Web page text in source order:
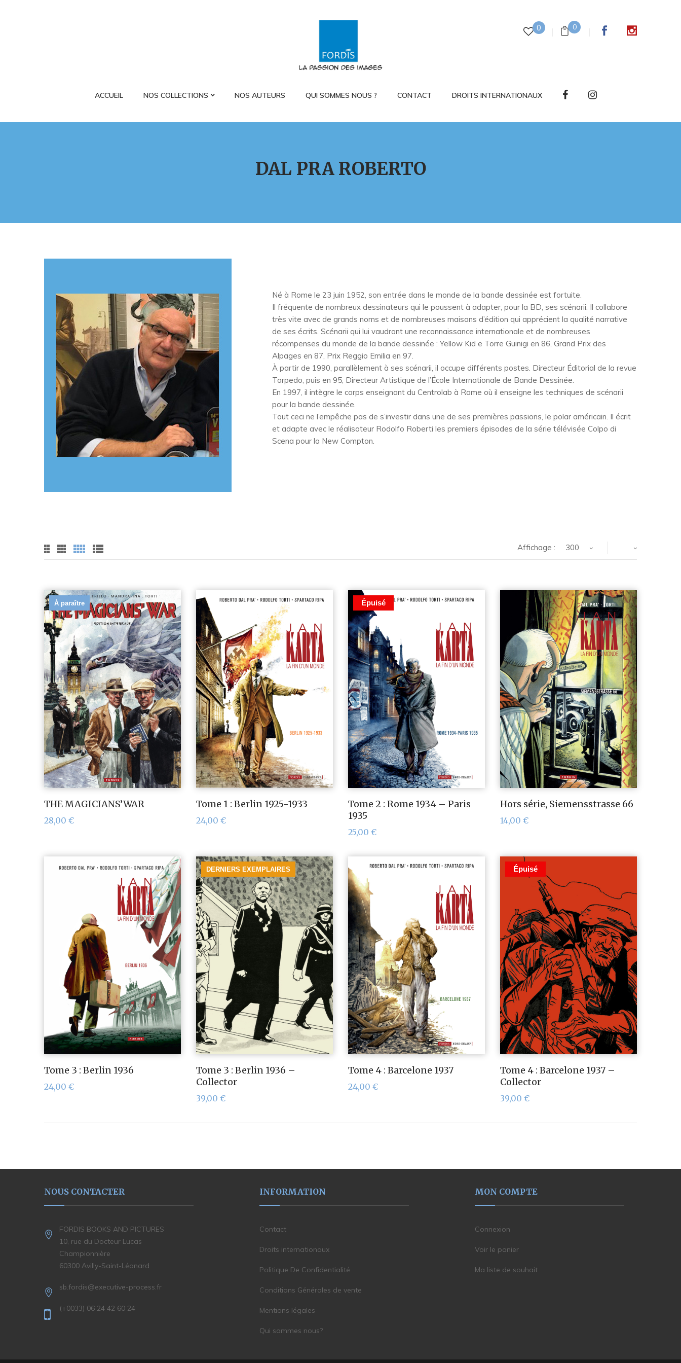
0 0
ACCUEIL NOS COLLECTIONS NOS AUTEURS QUI SOMMES NOUS ? CONTACT DROITS INTERNATIONAUX
DAL PRA ROBERTO
Né à Rome le 23 juin 1952, son entrée dans le monde de la bande dessinée est fortuite.
Il fréquente de nombreux dessinateurs qui le poussent à adapter, pour la BD, ses scénarii. Il collabore
très vite avec de grands noms et de nombreuses maisons d’édition qui apprécient la qualité narrative
de ses écrits. Scénarii qui lui vaudront une reconnaissance internationale et de nombreuses
récompenses du monde de la bande dessinée : Yellow Kid e Torre Guinigi en 86, Grand Prix des
Alpages en 87, Prix Reggio Emilia en 97.
À partir de 1990, parallèlement à ses scénarii, il occupe différents postes. Directeur Éditorial de la revue
Torpedo, puis en 95, Directeur Artistique de l’École Internationale de Bande Dessinée.
En 1997, il intègre le corps enseignant du Centrolab à Rome où il enseigne les techniques de scénarii
pour la bande dessinée.
Tout ceci ne l’empêche pas de s’investir dans une de ses premières passions, le polar américain. Il écrit
et adapte avec le réalisateur Rodolfo Roberti les premiers épisodes de la série télévisée Colpo di
Scena pour la New Compton.
Affichage : 300
À paraître
THE MAGICIANS’WAR
28,00 €
Tome 1 : Berlin 1925-1933
24,00 €
Épuisé
Tome 2 : Rome 1934 – Paris
1935
25,00 €
Hors série, Siemensstrasse 66
14,00 €
Tome 3 : Berlin 1936
24,00 €
DERNIERS EXEMPLAIRES
Tome 3 : Berlin 1936 –
Collector
39,00 €
Tome 4 : Barcelone 1937
24,00 €
Épuisé
Tome 4 : Barcelone 1937 –
Collector
39,00 €
NOUS CONTACTER
FORDIS BOOKS AND PICTURES
10, rue du Docteur Lucas
Championnière
60300 Avilly-Saint-Léonard
sb.fordis@executive-process.fr
(+0033) 06 24 42 60 24
INFORMATION
Contact
Droits internationaux
Politique De Confidentialité
Conditions Générales de vente
Mentions légales
Qui sommes nous?
MON COMPTE
Connexion
Voir le panier
Ma liste de souhait